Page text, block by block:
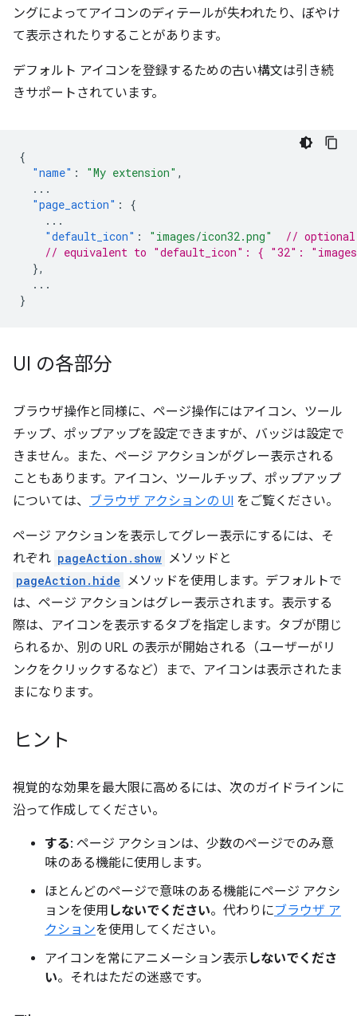
ングによってアイコンのディテールが失われたり、ぼやけ
て表示されたりすることがあります。
デフォルト アイコンを登録するための古い構文は引き続
きサポートされています。
{
"name" : "My extension" ,
...
"page_action" :
{
...
"default_icon" : "images/icon32.png"
// optional
// equivalent to "default_icon": { "32":
},
...
}
UI の各部分
ブラウザ操作と同様に、ページ操作にはアイコン、ツール
チップ、ポップアップを設定できますが、バッジは設定で
きません。また、ページ アクションがグレー表示される
こともあります。アイコン、ツールチップ、ポップアップ
については、 ブラウザ アクションの UI をご覧ください。
ページ アクションを表示してグレー表示にするには、そ
れぞれ pageAction.show メソッドと
pageAction.hide メソッドを使用します。デフォルトで
は、ページ アクションはグレー表示されます。表示する
際は、アイコンを表示するタブを指定します。タブが閉じ
られるか、別の URL の表示が開始される（ユーザーがリ
ンクをクリックするなど）まで、アイコンは表示されたま
まになります。
ヒント
視覚的な効果を最大限に高めるには、次のガイドラインに
沿って作成してください。
する: ページ アクションは、少数のページでのみ意
味のある機能に使用します。
ほとんどのページで意味のある機能にページ アクシ
ョンを使用 しないでください。代わりにブラウザ ア
クションを使用してください。
アイコンを常にアニメーション表示 しないでくださ
い。それはただの迷惑です。